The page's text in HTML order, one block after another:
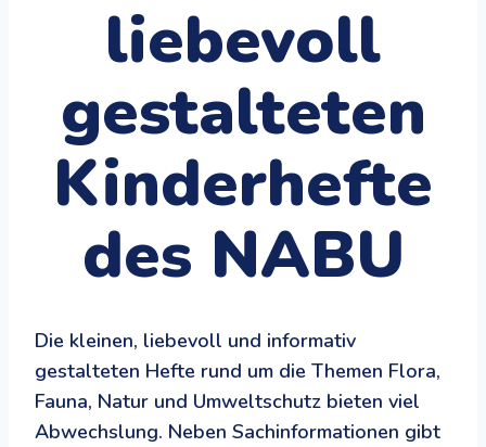
liebevoll
gestalteten
Kinderhefte
des NABU
Die kleinen, liebevoll und informativ
gestalteten Hefte rund um die Themen Flora,
Fauna, Natur und Umweltschutz bieten viel
Abwechslung. Neben Sachinformationen gibt